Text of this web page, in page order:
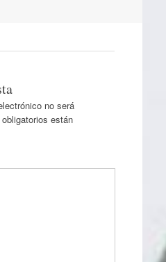
no será
están